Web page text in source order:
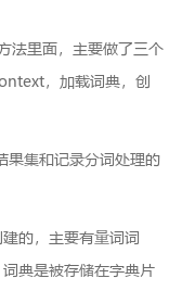
法里面，主要做了三个
，加载词典，创
果集和记录分词处理的
的，主要有量词词
典是被存储在字典片